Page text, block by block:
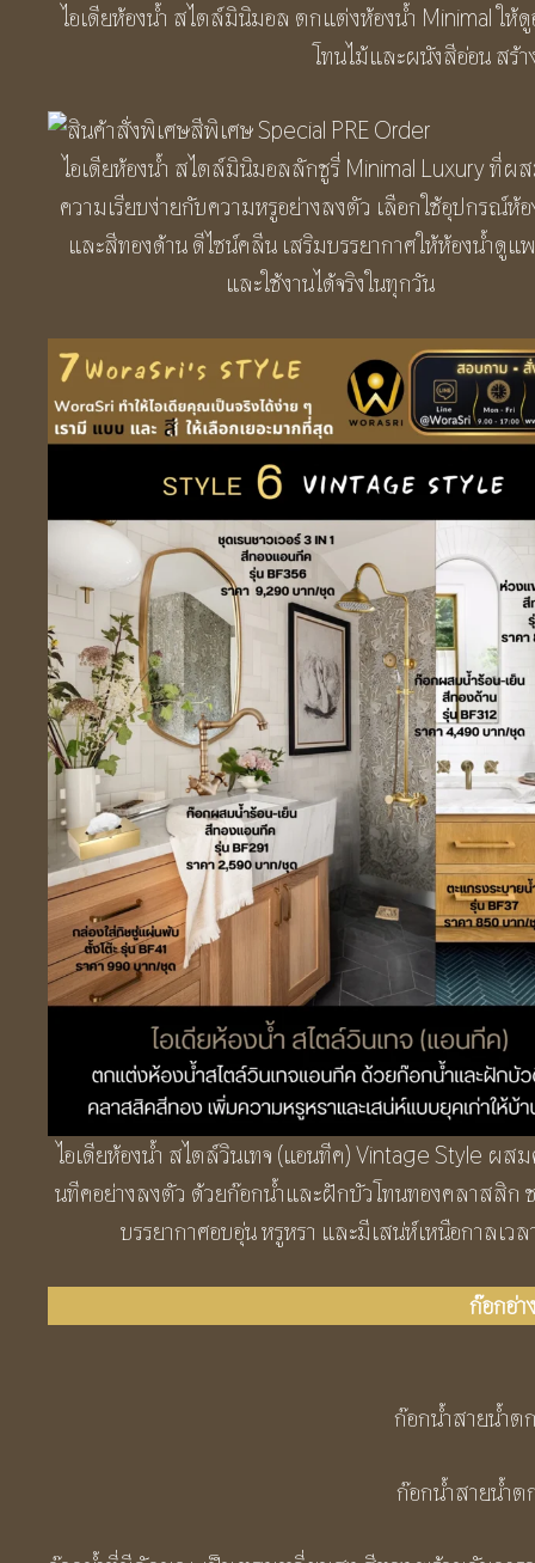
ไอเดียห้องน้ำ สไตล์มินิมอล ตกแต่งห้องน้ำ Minimal ให้
โทนไม้และผนังสีอ่อน สร้
ไอเดียห้องน้ำ สไตล์มินิมอลลักชูรี่ Minimal Luxury ที่ผ
ความเรียบง่ายกับความหรูอย่างลงตัว เลือกใช้อุปกรณ์ห้
และสีทองด้าน ดีไซน์คลีน เสริมบรรยากาศให้ห้องน้ำดูแ
และใช้งานได้จริงในทุกวัน
ไอเดียห้องน้ำ สไตล์วินเทจ (แอนทีค) Vintage Style ผส
นทีคอย่างลงตัว ด้วยก๊อกน้ำและฝักบัวโทนทองคลาสสิก
บรรยากาศอบอุ่น หรูหรา และมีเสน่ห์เหนือกาลเวล
ก๊อกอ่า
ก๊อกน้ำสายน้ำต
ก๊อกน้ำสายน้ำต